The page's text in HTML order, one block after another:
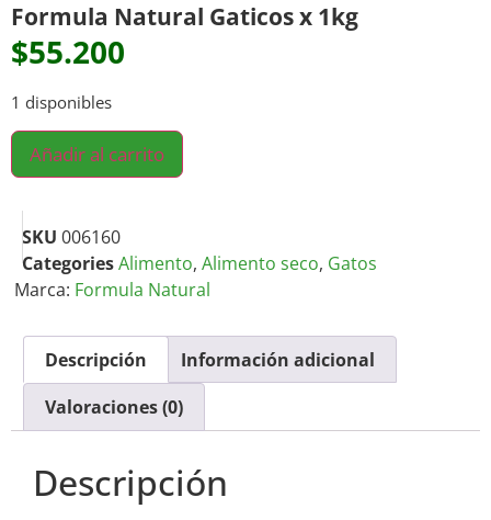
Formula Natural Gaticos x 1kg
$55.200
1 disponibles
Añadir al carrito
SKU 006160
CategoriesAlimento, Alimento seco, Gatos
Marca: Formula Natural
Descripción
Información adicional
Valoraciones (0)
Descripción